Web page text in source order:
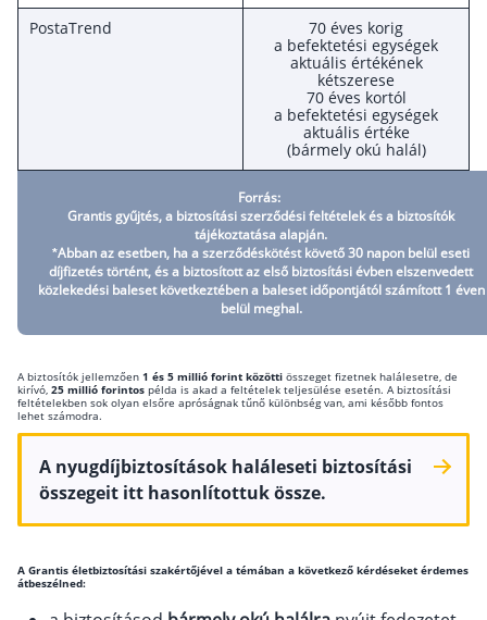
PostaTrend
70 éves korig
a befektetési egységek
aktuális értékének
kétszerese
70 éves kortól
a befektetési egységek
aktuális értéke
(bármely okú halál)
Forrás:
Grantis gyűjtés, a biztosítási szerződési feltételek és a biztosítók
tájékoztatása alapján.
*Abban az esetben, ha a szerződéskötést követő 30 napon belül eseti
díjfizetés történt, és a biztosított az első biztosítási évben elszenvedett
közlekedési baleset következtében a baleset időpontjától számított 1 éven
belül meghal.
A biztosítók jellemzően 1 és 5 millió forint közötti összeget fizetnek halálesetre, de
kirívó, 25 millió forintos példa is akad a feltételek teljesülése esetén. A biztosítási
feltételekben sok olyan elsőre apróságnak tűnő különbség van, ami később fontos
lehet számodra.
A nyugdíjbiztosítások haláleseti biztosítási
összegeit itt hasonlítottuk össze.
A Grantis életbiztosítási szakértőjével a témában a következő kérdéseket érdemes
átbeszélned: